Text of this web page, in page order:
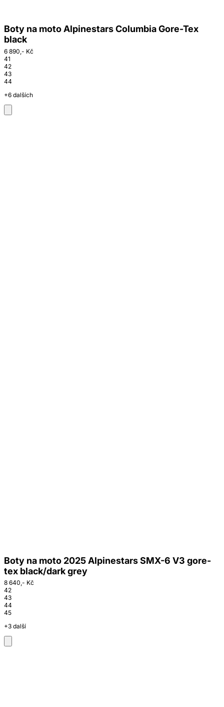
Boty na moto Alpinestars Columbia Gore-Tex
black
6 890,- Kč
41
42
43
44
+6 dalších
Boty na moto 2025 Alpinestars SMX-6 V3 gore-
tex black/dark grey
8 640,- Kč
42
43
44
45
+3 další